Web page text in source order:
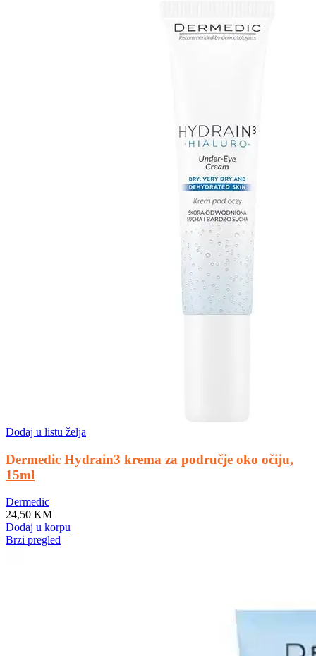
Dodaj u listu želja
Dermedic Hydrain3 krema za područje oko očiju,
15ml
Dermedic
24,50 KM
Dodaj u korpu
Brzi pregled